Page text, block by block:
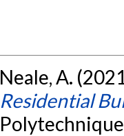
Neale, A.
Residential